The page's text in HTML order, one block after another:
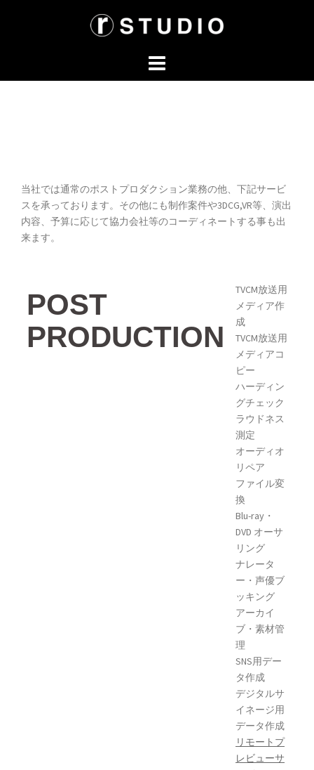
当社では通常のポストプロダクション業務の他、下記サービ
スを承っております。その他にも制作案件や3DCG,VR等、演出
内容、予算に応じて協力会社等のコーディネートする事も出
来ます。
POST
PRODUCTION
TVCM放送用
メディア作
成
TVCM放送用
メディアコ
ピー
ハーディン
グチェック
ラウドネス
測定
オーディオ
リペア
ファイル変
換
Blu-ray・
DVD オーサ
リング
ナレータ
ー・声優ブ
ッキング
アーカイ
ブ・素材管
理
SNS用デー
タ作成
デジタルサ
イネージ用
データ作成
リモートプ
レビューサ